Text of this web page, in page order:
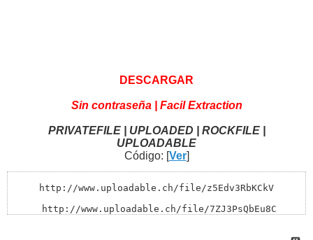
DESCARGAR
Sin contraseña | Facil Extraction
PRIVATEFILE | UPLOADED | ROCKFILE |
UPLOADABLE
Código: [Ver]
http://www.uploadable.ch/file/z5Edv3RbKCkV
http://www.uploadable.ch/file/7ZJ3PsQbEu8C